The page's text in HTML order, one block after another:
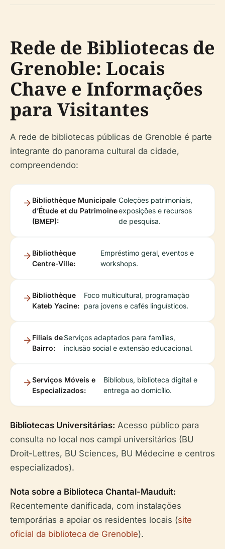
Rede de Bibliotecas de
Grenoble: Locais
Chave e Informações
para Visitantes
A rede de bibliotecas públicas de Grenoble é parte
integrante do panorama cultural da cidade,
compreendendo:
Bibliothèque Municipale
d’Étude et du Patrimoine
(BMEP):
Coleções patrimoniais,
exposições e recursos
de pesquisa.
Bibliothèque
Centre-Ville:
Empréstimo geral, eventos e
workshops.
Bibliothèque
Kateb Yacine:
Foco multicultural, programação
para jovens e cafés linguísticos.
Filiais de
Bairro:
Serviços adaptados para famílias,
inclusão social e extensão educacional.
Serviços Móveis e
Especializados:
Bibliobus, biblioteca digital e
entrega ao domicílio.
Bibliotecas Universitárias: Acesso público para
consulta no local nos campi universitários (BU
Droit-Lettres, BU Sciences, BU Médecine e centros
especializados).
Nota sobre a Biblioteca Chantal-Mauduit:
Recentemente danificada, com instalações
temporárias a apoiar os residentes locais (site
oficial da biblioteca de Grenoble).